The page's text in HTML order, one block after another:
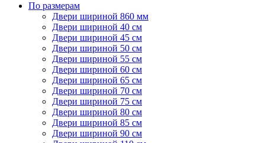
По размерам
Двери шириной 860 мм
Двери шириной 40 см
Двери шириной 45 см
Двери шириной 50 см
Двери шириной 55 см
Двери шириной 60 см
Двери шириной 65 см
Двери шириной 70 см
Двери шириной 75 см
Двери шириной 80 см
Двери шириной 85 см
Двери шириной 90 см